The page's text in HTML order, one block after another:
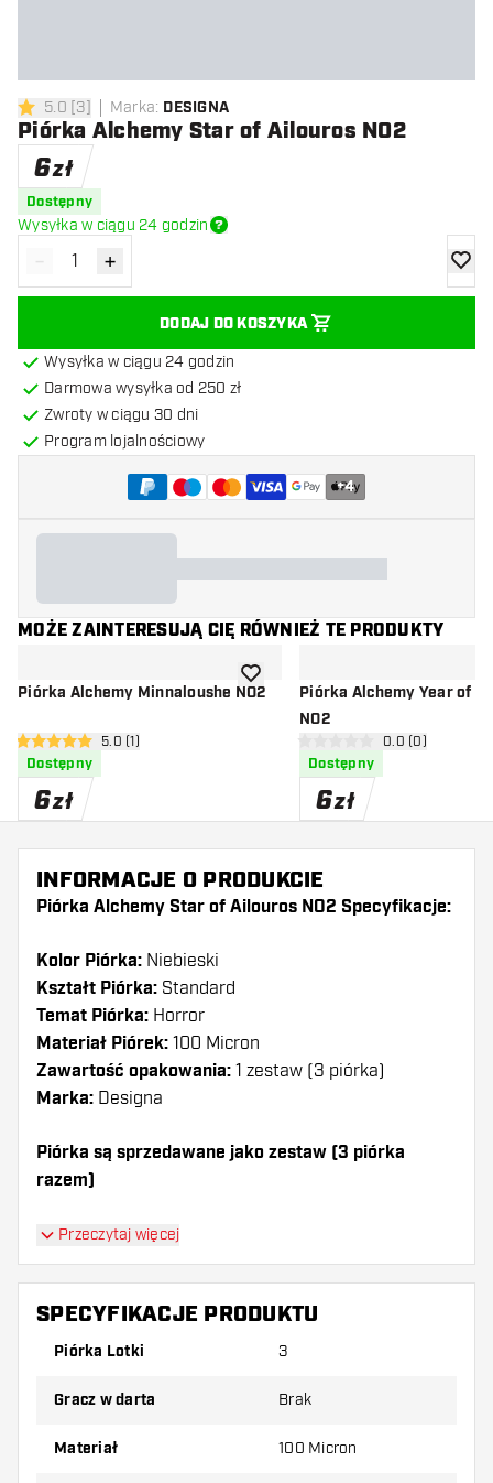
5 gwiazdki oceny
5.0 [3] Marka: DESIGNA
Piórka Alchemy Star of Ailouros NO2
6zł
Dostępny
Wysyłka w ciągu 24 godzin
Zmniejsz ilość
- Zwiększ ilość
+
DODAJ DO KOSZYKA
Wysyłka w ciągu 24 godzin
Darmowa wysyłka od 250 zł
Zwroty w ciągu 30 dni
Program lojalnościowy
+4
MOŻE ZAINTERESUJĄ CIĘ RÓWNIEŻ TE PRODUKTY
Piórka Alchemy Minnaloushe NO2
otwórz panel recenzji
5 gwiazdki oceny
5.0 (1)
Dostępny
6zł
dodaj do listy życzeń
Piórka Alchemy Year of
NO2
otwórz panel
0 gwiazdki oceny0.0 (0)
Dostępny
6zł
INFORMACJE O PRODUKCIE
Piórka Alchemy Star of Ailouros NO2 Specyfikacje:
Kolor Piórka: Niebieski
Kształt Piórka: Standard
Temat Piórka: Horror
Materiał Piórek: 100 Micron
Zawartość opakowania: 1 zestaw (3 piórka)
Marka: Designa
Piórka są sprzedawane jako zestaw (3 piórka
razem)
Dartshopper tip!
Upewnij się, że masz pod ręką dużo piórek i
shaftów. Mogą one zostać uszkodzone lub
Wypróbuj inny kształt, materiał lub grubość
najbardziej Ci odpowiada!
Przeczytaj więcej
SPECYFIKACJE PRODUKTU
Piórka Lotki 3
Gracz w darta Brak
Materiał 100 Micron